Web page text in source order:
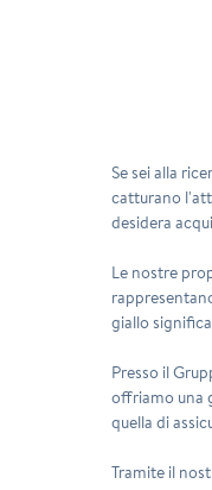
Se sei alla
catturano
desidera
Le nostre
giallo
Presso il
offriamo una
quella di
Tramite il